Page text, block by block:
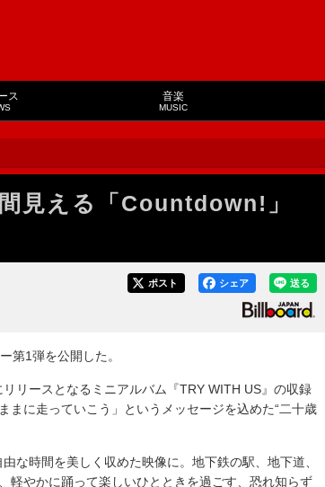
ス 音楽
MUSIC
見える「Countdown!」
送る
シェア
ポスト
第1弾を公開した。
リースとなるミニアルバム『TRY WITH US』の収録
まに走っていこう」というメッセージを込めた“二十歳
な時間を美しく収めた映像に。地下鉄の駅、地下道、
軽やかに踊って楽しいひとときを過ごす、恐れ知らず